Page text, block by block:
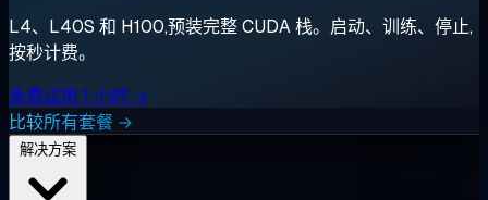
L4、L40S 和 H100,预装完整 CUDA 栈。启动、训练、停止,
按秒计费。
免费试用 1 小时 →
比较所有套餐 →